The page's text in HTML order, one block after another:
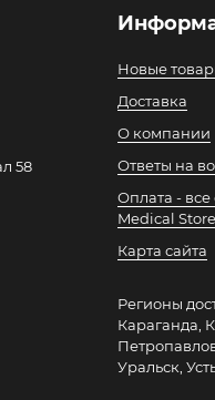
58
Новые
Доставка
О компании
Ответы на
Оплата -
Medical Store
Карта сайта
Регионы
Караганда,
Уральск,